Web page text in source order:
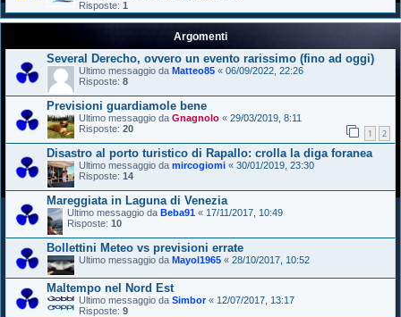
Risposte: 1
Argomenti
Several Derecho, ovvero un evento rarissimo (fino ad oggi)
Ultimo messaggio da Matteo85 « 06/09/2022, 22:26
Risposte: 8
Previsioni guardiamole bene
Ultimo messaggio da Gnagnolo « 29/03/2019, 8:11
Risposte: 20 1 2
Disastro al porto turistico di Rapallo: crolla la diga foranea
Ultimo messaggio da mircogiomi « 30/01/2019, 23:30
Risposte: 14
Mareggiata in Laguna di Venezia
Ultimo messaggio da Beba91 « 17/11/2017, 10:49
Risposte: 10
Bollettini Meteo vs previsioni errate
Ultimo messaggio da Mayol1965 « 28/10/2017, 10:52
Maltempo nel Nord Est
Ultimo messaggio da Simbor« 12/07/2017, 13:17
Risposte: 9